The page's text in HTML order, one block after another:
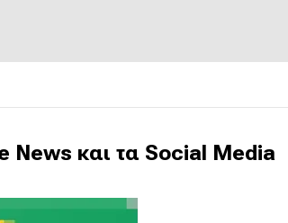
News και τα Social Media